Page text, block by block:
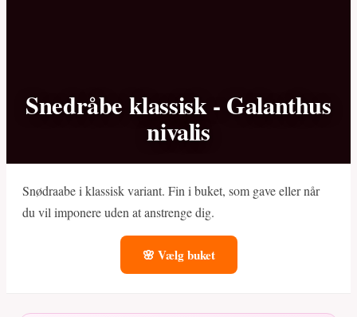
Snedråbe klassisk - Galanthus
nivalis
Snødraabe i klassisk variant. Fin i buket, som gave eller når
du vil imponere uden at anstrenge dig.
🌸 Vælg buket